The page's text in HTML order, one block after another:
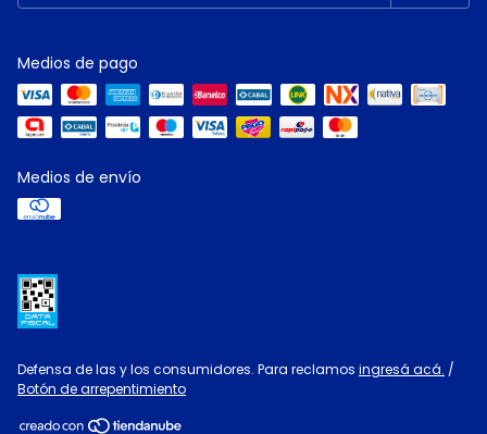
Medios de pago
Medios de envío
Defensa de las y los consumidores. Para reclamos ingresá acá. /
Botón de arrepentimiento